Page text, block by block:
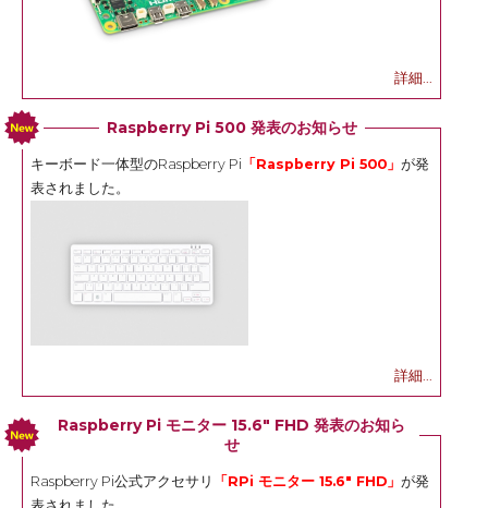
詳細...
Raspberry Pi 500 発表のお知らせ
キーボード一体型のRaspberry Pi 「Raspberry Pi 500」 が発
表されました。
詳細...
Raspberry Pi モニター 15.6" FHD 発表のお知ら
せ
Raspberry Pi公式アクセサリ 「RPi モニター 15.6" FHD」 が発